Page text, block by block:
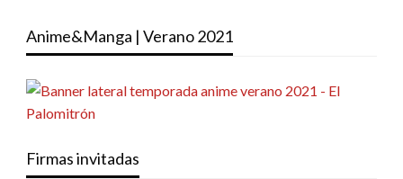
Anime&Manga | Verano 2021
Firmas invitadas